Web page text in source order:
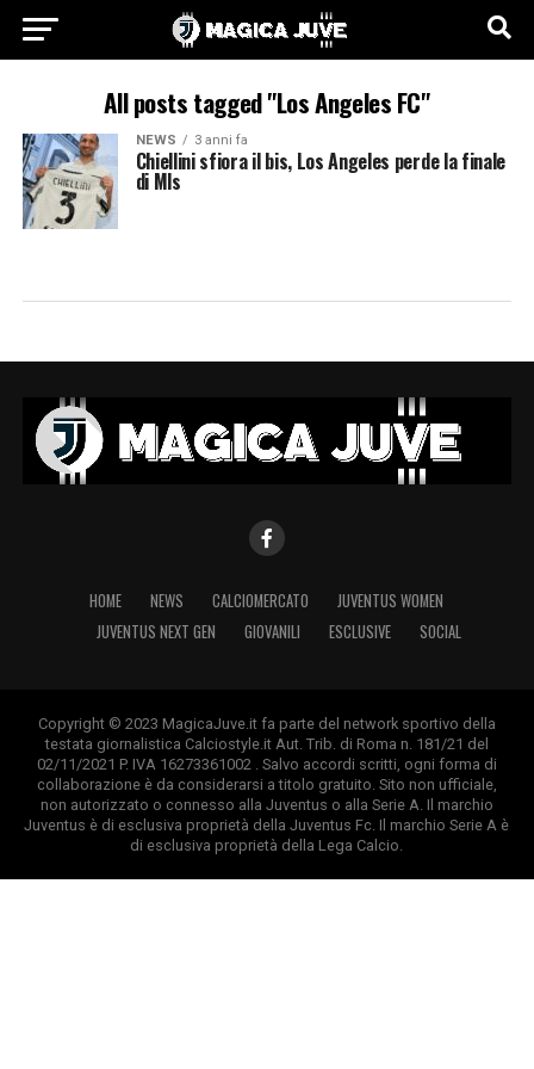
All posts tagged "Los Angeles FC"
NEWS 3 anni fa
Chiellini sfiora il bis, Los Angeles perde la finale
di Mls
HOME NEWS CALCIOMERCATO
JUVENTUS WOMEN
JUVENTUS NEXT GEN
GIOVANILI ESCLUSIVE SOCIAL
Copyright © 2023 MagicaJuve.it fa parte del network sportivo della
testata giornalistica Calciostyle.it Aut. Trib. di Roma n. 181/21 del
02/11/2021 P. IVA 16273361002 . Salvo accordi scritti, ogni forma di
collaborazione è da considerarsi a titolo gratuito. Sito non ufficiale,
non autorizzato o connesso alla Juventus o alla Serie A. Il marchio
Juventus è di esclusiva proprietà della Juventus Fc. Il marchio Serie A è
di esclusiva proprietà della Lega Calcio.